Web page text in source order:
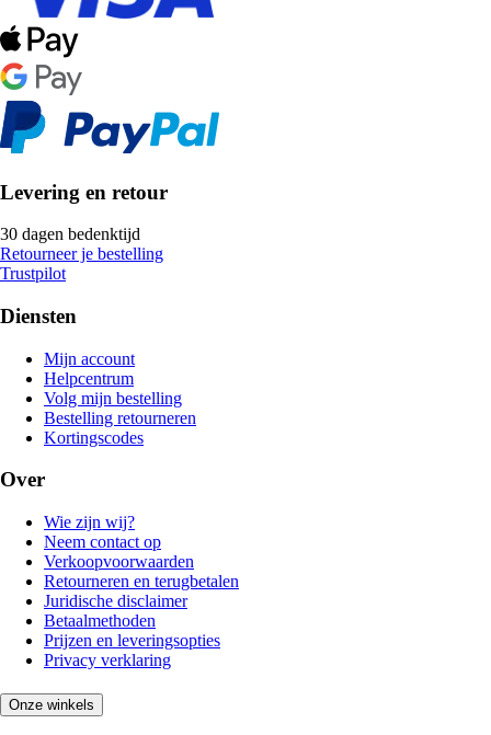
Levering en retour
30 dagen bedenktijd
Retourneer je bestelling
Trustpilot
Diensten
Mijn account
Helpcentrum
Volg mijn bestelling
Bestelling retourneren
Kortingscodes
Over
Wie zijn wij?
Neem contact op
Verkoopvoorwaarden
Retourneren en terugbetalen
Juridische disclaimer
Betaalmethoden
Prijzen en leveringsopties
Privacy verklaring
Onze winkels